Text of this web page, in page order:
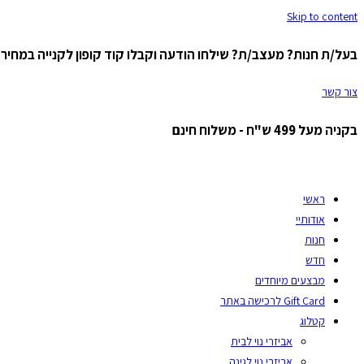
Skip to content
בעל/ת חנות? מעצב/ת? שילחו הודעה וקבלו קוד קופון לקנייה במחיר
צור קשר
בקניה מעל 499 ש"ח - משלוח חינם
ראשי
אודותיי
חנות
חדש
מבצעים מיוחדים
Gift Card לרכישה באתר
קטלוג
אביזרי נוי לבית